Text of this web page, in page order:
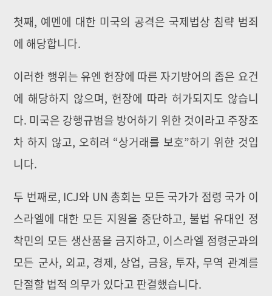
첫째, 예멘에 대한 미국의 공격은 국제법상 침략 범죄
에 해당합니다.
이러한 행위는 유엔 헌장에 따른 자기방어의 좁은 요건
에 해당하지 않으며, 헌장에 따라 허가되지도 않습니
다. 미국은 강행규범을 방어하기 위한 것이라고 주장조
차 하지 않고, 오히려 “상거래를 보호”하기 위한 것입
니다.
두 번째로, ICJ와 UN 총회는 모든 국가가 점령 국가 이
스라엘에 대한 모든 지원을 중단하고, 불법 유대인 정
착민의 모든 생산품을 금지하고, 이스라엘 점령군과의
모든 군사, 외교, 경제, 상업, 금융, 투자, 무역 관계를
단절할 법적 의무가 있다고 판결했습니다.